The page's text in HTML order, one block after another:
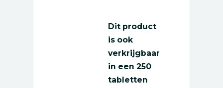
Dit product
is ook
verkrijgbaar
in een250
tabletten